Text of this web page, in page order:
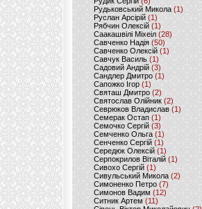
Рудьковський Микола (1)
Руслан Арсірій(1)
Рябчин Олексій (1)
Саакашвілі Міхеіл(28)
Савченко Надія (50)
Савченко Олексій(1)
Савчук Василь (1)
Садовий Андрій (3)
Сандлер Дмитро(1)
Сапожко Ігор(1)
Святаш Дмитро (2)
Святослав Олійник (2)
Севрюков Владислав (1)
Семерак Остап (1)
Семочко Сергій (3)
Семченко Ольга (1)
Сенченко Сергій(1)
Середюк Олексій(1)
Серпокрилов Віталій(1)
Сивохо Сергій(1)
Сивульський Микола(2)
Симоненко Петро(7)
Симонов Вадим (12)
Ситник Артем(11)